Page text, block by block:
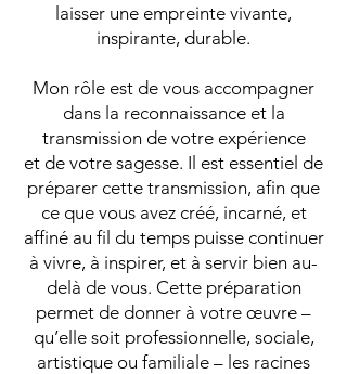
laisser une empreinte vivante,
inspirante, durable.
Mon rôle est de vous accompagner
dans la reconnaissance et la
transmission de votre expérience
et de votre sagesse. Il est essentiel de
préparer cette transmission, afin que
ce que vous avez créé, incarné, et
affiné au fil du temps puisse continuer
à vivre, à inspirer, et à servir bien au-
delà de vous. Cette préparation
permet de donner à votre œuvre –
qu’elle soit professionnelle, sociale,
artistique ou familiale – les racines